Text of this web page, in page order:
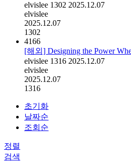
elvislee 1302 2025.12.07
elvislee
2025.12.07
1302
4166
[해외] Designing the Power
elvislee 1316 2025.12.07
elvislee
2025.12.07
1316
초기화
날짜순
조회순
정렬
검색